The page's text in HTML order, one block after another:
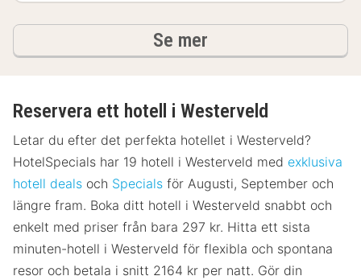
Se mer
Reservera ett hotell i Westerveld
Letar du efter det perfekta hotellet i Westerveld?
HotelSpecials har 19 hotell i Westerveld med exklusiva
hotell deals och Specials för Augusti, September och
längre fram. Boka ditt hotell i Westerveld snabbt och
enkelt med priser från bara 297 kr. Hitta ett sista
minuten-hotell i Westerveld för flexibla och spontana
resor och betala i snitt 2164 kr per natt. Gör din